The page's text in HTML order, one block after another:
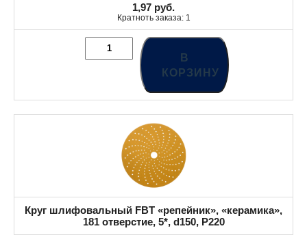
1,97 руб.
Кратноть заказа: 1
В
КОРЗИНУ
Круг шлифовальный FBT «репейник», «керамика»,
181 отверстие, 5*, d150, P220